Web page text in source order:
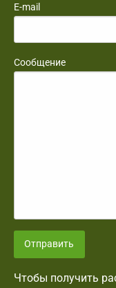
E-mail
Сообщение
Отправить
Чтобы получить